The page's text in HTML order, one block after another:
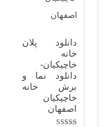
دانلود پلان
خانه
خاچیکیان-
دانلود نما و
برش خانه
خاچیکیان
اصفهان